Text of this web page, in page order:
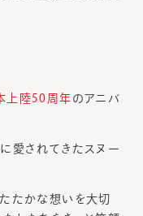
上陸50周年 のアニバ
愛されてきたスヌー
たかな想いを大切